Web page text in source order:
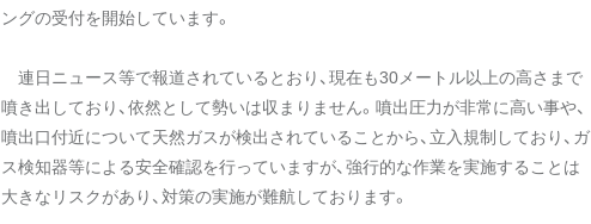
ングの受付を開始しています。
連日ニュース等で報道されているとおり、現在も30メートル以上の高さまで
噴き出しており、依然として勢いは収まりません。噴出圧力が非常に高い事や、
噴出口付近について天然ガスが検出されていることから、立入規制しており、ガ
ス検知器等による安全確認を行っていますが、強行的な作業を実施することは
大きなリスクがあり、対策の実施が難航しております。